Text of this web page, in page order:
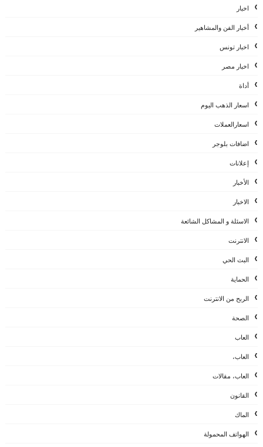
اخبار
أخبار الفن والمشاهير
اخبار تونس
اخبار مصر
أداة
اسعار الذهب اليوم
اسعارالعملات
اضافات بلوجر
إعلانات
الأخبار
الاخبار
الاسئلة و المشاكل الشائعة
الانترنت
البث الحي
الحماية
الربح من الانترنت
الصحة
العاب
العاب،
العاب، مقالات
القانون
الماك
الهواتف المحمولة